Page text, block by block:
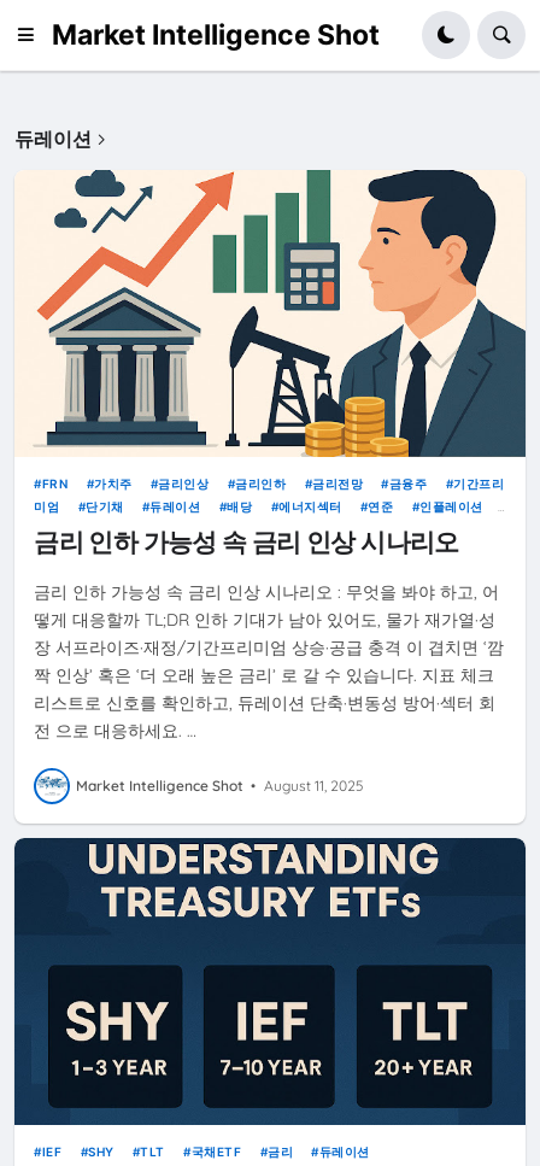
Market Intelligence Shot
듀레이션
FRN 가치주 금리인상 금리인하 금리전망 금융주
기간프리
미엄
단기채 듀레이션 배당 에너지섹터 연준
인플레이션
채권ETF
커버드콜 포트폴리오 환헤지
금리 인하 가능성 속 금리 인상 시나리오
금리 인하 가능성 속 금리 인상 시나리오 : 무엇을 봐야 하고, 어
떻게 대응할까 TL;DR 인하 기대가 남아 있어도, 물가 재가열·성
장 서프라이즈·재정/기간프리미엄 상승·공급 충격 이 겹치면 ‘깜
짝 인상’ 혹은 ‘더 오래 높은 금리’ 로 갈 수 있습니다. 지표 체크
리스트로 신호를 확인하고, 듀레이션 단축·변동성 방어·섹터 회
전 으로 대응하세요. …
Market Intelligence Shot • August 11, 2025
IEF SHY TLT 국채ETF 금리 듀레이션